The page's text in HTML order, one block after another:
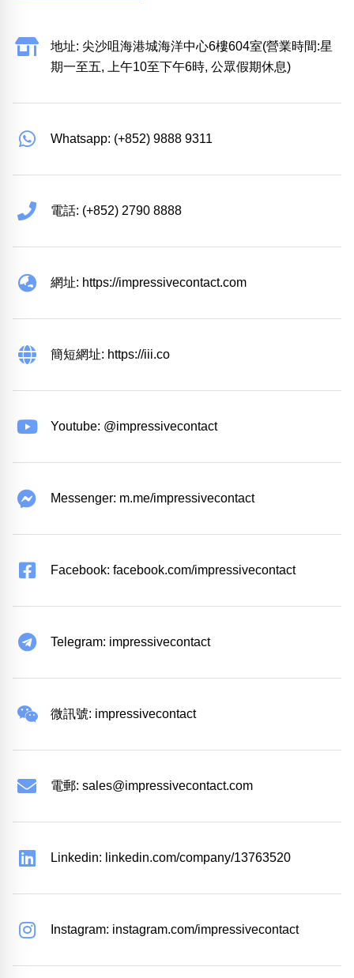
地址: 尖沙咀海港城海洋中心6樓604室(營業時間:星
期一至五, 上午10至下午6時, 公眾假期休息)
Whatsapp: (+852) 9888 9311
電話: (+852) 2790 8888
網址: https://impressivecontact.com
簡短網址: https://iii.co
Youtube: @impressivecontact
Messenger: m.me/impressivecontact
Facebook: facebook.com/impressivecontact
Telegram: impressivecontact
微訊號: impressivecontact
電郵: sales@impressivecontact.com
Linkedin: linkedin.com/company/13763520
Instagram: instagram.com/impressivecontact